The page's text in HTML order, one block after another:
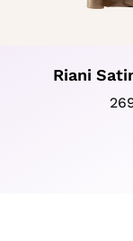
Riani